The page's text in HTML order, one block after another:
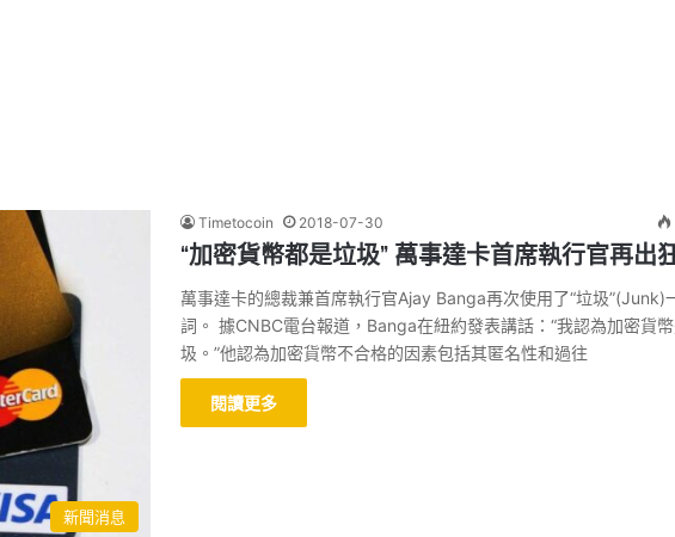
新聞消息
Timetocoin 2018-07-30
“加密貨幣都是垃圾” 萬事達卡首席執行官再出
萬事達卡的總裁兼首席執行官Ajay Banga再次使用了“垃圾”(Junk)
詞。 據CNBC電台報道，Banga在紐約發表講話：“我認為加密貨
圾。”他認為加密貨幣不合格的因素包括其匿名性和過往
閱讀更多